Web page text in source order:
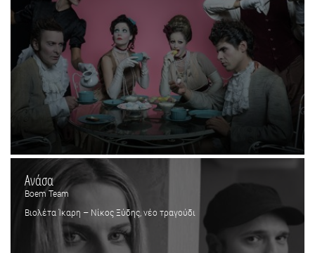
Ανάσα
Boem Team
Βιολέτα Ίκαρη – Νίκος Ξύδης, νέο τραγούδι